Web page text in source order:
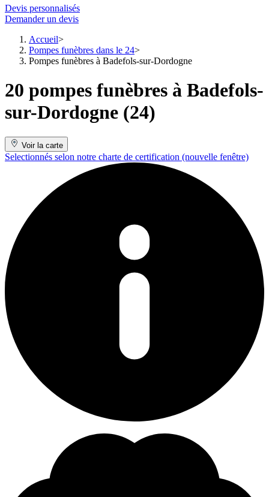
Devis personnalisés
Demander un devis
Accueil
Pompes funèbres dans le 24
Pompes funèbres à Badefols-sur-Dordogne
20 pompes funèbres à Badefols-
sur-Dordogne (24)
Voir la carte
Selectionnés selon notre charte de certification (nouvelle fenêtre)